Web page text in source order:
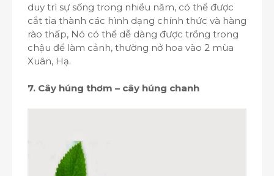
duy trì sự sống trong nhiều năm, có thể được
cắt tỉa thành các hình dạng chính thức và hàng
rào thấp, Nó có thể dễ dàng được trồng trong
chậu để làm cảnh, thường nở hoa vào 2 mùa
Xuân, Hạ.
7. Cây húng thơm – cây húng chanh